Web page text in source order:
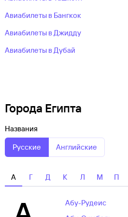
Авиабилеты в Бангкок
Авиабилеты в Джидду
Авиабилеты в Дубай
Города Египта
Названия
Русские
Английские
А Г Д К Л М П
Абу-Рудеис